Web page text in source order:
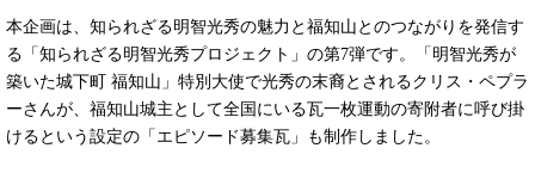
本企画は、知られざる明智光秀の魅力と福知山とのつながりを発信す
る「知られざる明智光秀プロジェクト」の第7弾です。「明智光秀が
築いた城下町 福知山」特別大使で光秀の末裔とされるクリス・ペプラ
ーさんが、福知山城主として全国にいる瓦一枚運動の寄附者に呼び掛
けるという設定の「エピソード募集瓦」も制作しました。